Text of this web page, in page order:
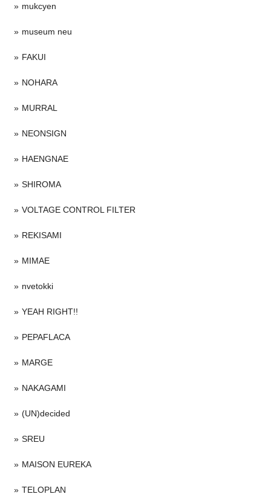
mukcyen
museum neu
FAKUI
NOHARA
MURRAL
NEONSIGN
HAENGNAE
SHIROMA
VOLTAGE CONTROL FILTER
REKISAMI
MIMAE
nvetokki
YEAH RIGHT!!
PEPAFLACA
MARGE
NAKAGAMI
(UN)decided
SREU
MAISON EUREKA
TELOPLAN